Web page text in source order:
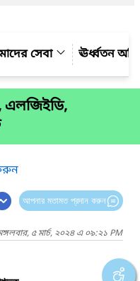
সেবা ঊর্ধ্বতন
এলজিইডি,
আপনার মতামত প্রদান করুন
৫ মার্চ, ২০২৪ এ ০৯:২১ PM